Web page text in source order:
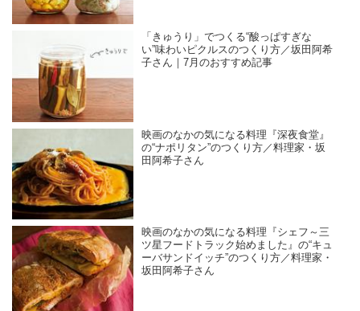
「きゅうり」でつくる“酸っぱすぎな
い”味わいピクルスのつくり方／坂田阿希
子さん｜7月のおすすめ記事
映画のなかの気になる料理『深夜食堂』
の“ナポリタン”のつくり方／料理家・坂
田阿希子さん
映画のなかの気になる料理『シェフ～三
ツ星フードトラック始めました』の“キュ
ーバサンドイッチ”のつくり方／料理家・
坂田阿希子さん